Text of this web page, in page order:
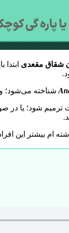
شقاق مقعدی
شناخته می‌شود؛
شود؛ یا در
ام بیشتر این